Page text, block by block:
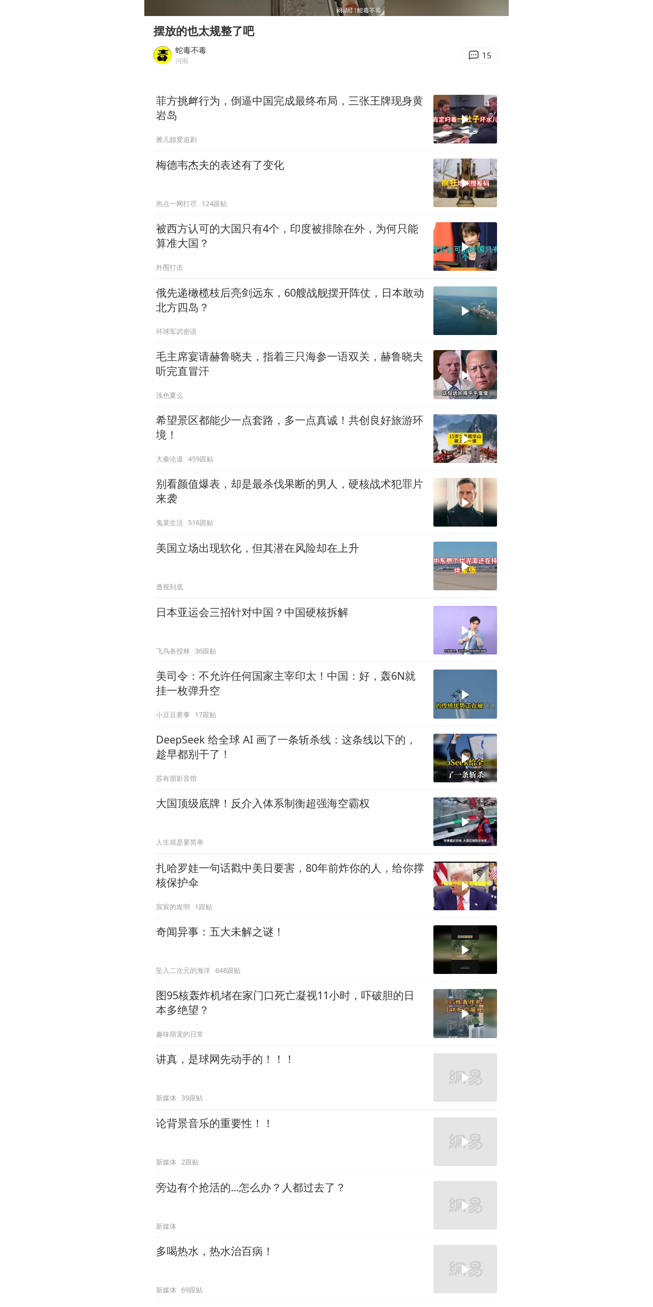
女儿为争财产堵门阻挠父亲出殡
今日立秋你咬秋了吗
建筑工人不慎坠落身体被3根钢筋刺穿
摆放的也太规整了吧
蛇毒不毒
河南 15
菲方挑衅行为，倒逼中国完成最终布局，三张王牌现身黄
岩岛
雅儿姐爱追剧
梅德韦杰夫的表述有了变化
热点一网打尽 124跟贴
被西方认可的大国只有4个，印度被排除在外，为何只能
算准大国？
外围打击
俄先递橄榄枝后亮剑远东，60艘战舰摆开阵仗，日本敢动
北方四岛？
环球军武密语
毛主席宴请赫鲁晓夫，指着三只海参一语双关，赫鲁晓夫
听完直冒汗
浅色夏么
希望景区都能少一点套路，多一点真诚！共创良好旅游环
境！
大秦论道 459跟贴
别看颜值爆表，却是最杀伐果断的男人，硬核战术犯罪片
来袭
鬼菜生活 516跟贴
美国立场出现软化，但其潜在风险却在上升
透视到底
日本亚运会三招针对中国？中国硬核拆解
飞鸟各投林 36跟贴
美司令：不允许任何国家主宰印太！中国：好，轰6N就
挂一枚弹升空
小豆豆赛事 17跟贴
DeepSeek 给全球 AI 画了一条斩杀线：这条线以下的，
趁早都别干了！
苏有朋影音馆
大国顶级底牌！反介入体系制衡超强海空霸权
人生就是要简单
扎哈罗娃一句话戳中美日要害，80年前炸你的人，给你撑
核保护伞
宸宸的发明 1跟贴
奇闻异事：五大未解之谜！
坠入二次元的海洋 648跟贴
图95核轰炸机堵在家门口死亡凝视11小时，吓破胆的日
本多绝望？
趣味萌宠的日常
讲真，是球网先动手的！！！
新媒体 39跟贴
论背景音乐的重要性！！
新媒体 2跟贴
旁边有个抢活的…怎么办？人都过去了？
新媒体
多喝热水，热水治百病！
新媒体 69跟贴